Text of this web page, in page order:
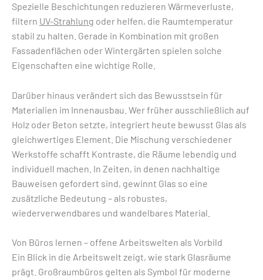
Spezielle Beschichtungen reduzieren Wärmeverluste,
filtern UV-Strahlung oder helfen, die Raumtemperatur
stabil zu halten. Gerade in Kombination mit großen
Fassadenflächen oder Wintergärten spielen solche
Eigenschaften eine wichtige Rolle.
Darüber hinaus verändert sich das Bewusstsein für
Materialien im Innenausbau. Wer früher ausschließlich auf
Holz oder Beton setzte, integriert heute bewusst Glas als
gleichwertiges Element. Die Mischung verschiedener
Werkstoffe schafft Kontraste, die Räume lebendig und
individuell machen. In Zeiten, in denen nachhaltige
Bauweisen gefordert sind, gewinnt Glas so eine
zusätzliche Bedeutung – als robustes,
wiederverwendbares und wandelbares Material.
Von Büros lernen – offene Arbeitswelten als Vorbild
Ein Blick in die Arbeitswelt zeigt, wie stark Glasräume
prägt. Großraumbüros gelten als Symbol für moderne